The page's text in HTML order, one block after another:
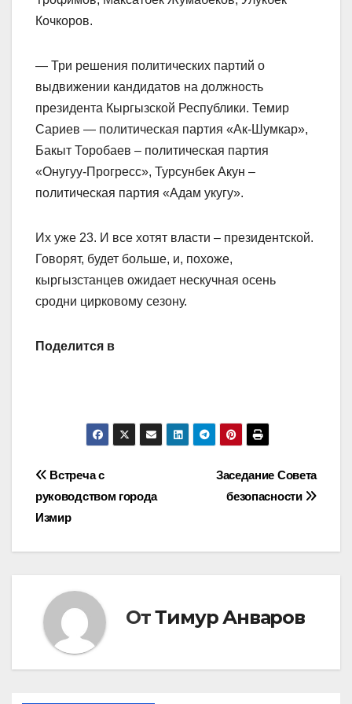
Кочкоров.
— Три решения политических партий о
выдвижении кандидатов на должность
президента Кыргызской Республики. Темир
Сариев — политическая партия «Ак-Шумкар»,
Бакыт Торобаев – политическая партия
«Онугуу-Прогресс», Турсунбек Акун –
политическая партия «Адам укугу».
Их уже 23. И все хотят власти – президентской.
Говорят, будет больше, и, похоже,
кыргызстанцев ожидает нескучная осень
сродни цирковому сезону.
Поделится в
Навигация
по
записям
Заседание Совета
безопасности
Встреча с
руководством города
Измир
ОтТимур Анваров